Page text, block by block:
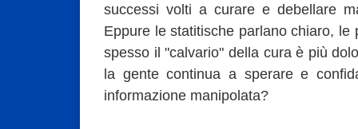
successi volti a curare e debellare
Eppure le statitische parlano chiaro,
spesso il "calvario" della cura è più
la gente continua a sperare e
informazione manipolata?